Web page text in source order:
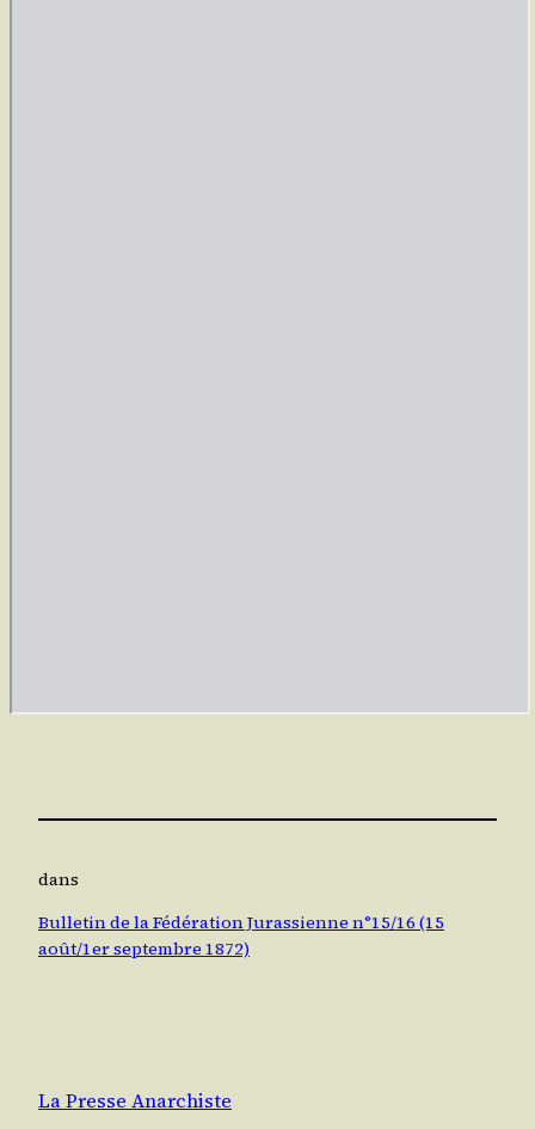
dans
Bulletin de la Fédération Jurassienne n°15/16 (15
août/1er septembre 1872)
La Presse Anarchiste